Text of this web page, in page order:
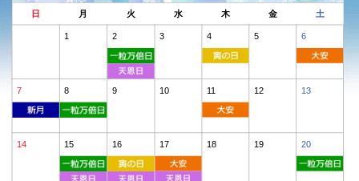
日 月 火 水 木 金 土
1 2 3 4 5 6
7 8 9 10 11 12 13
14 15 16 17 18 19 20